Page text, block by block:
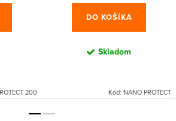
200
DO KOŠÍKA
Skladom
Kód: NANO PROTECT